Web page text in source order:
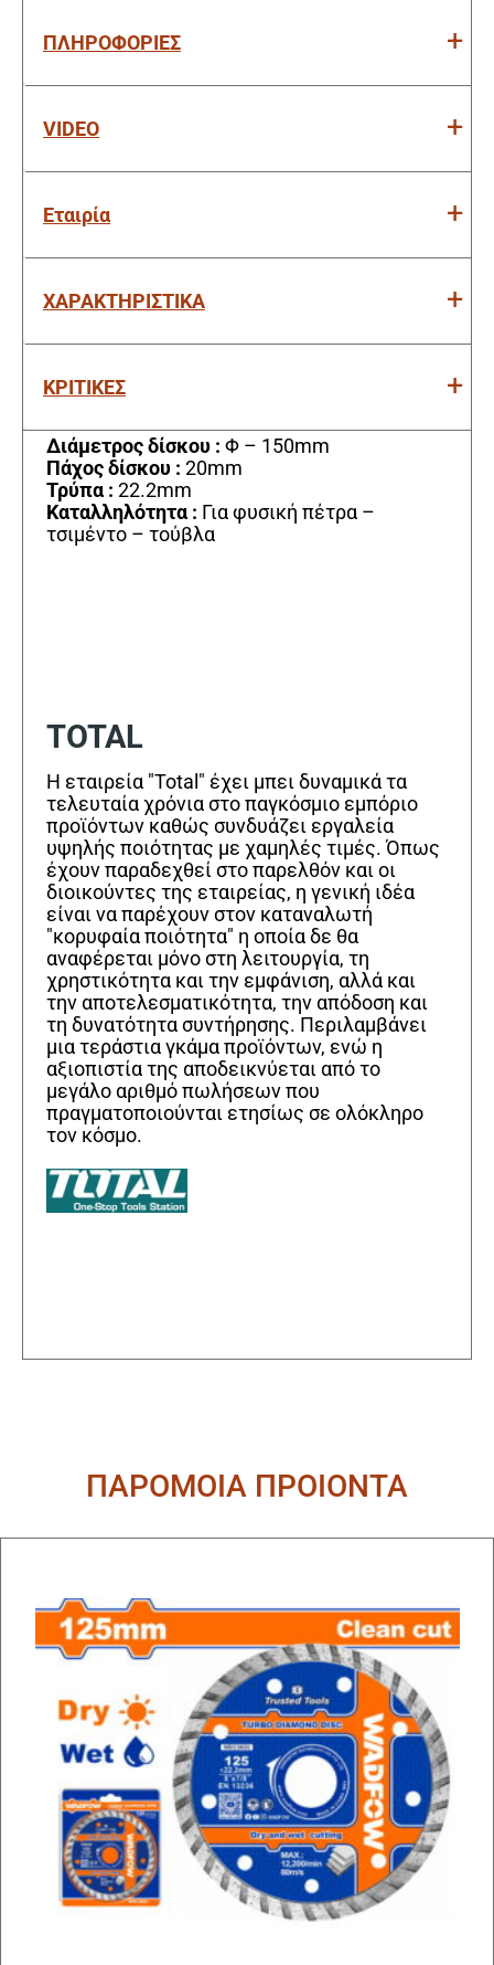
ΠΛΗΡΟΦΟΡΙΕΣ
VIDEO
Εταιρία
ΧΑΡΑΚΤΗΡΙΣΤΙΚΑ
ΚΡΙΤΙΚΕΣ
Διάμετρος δίσκου : Φ – 150mm
Πάχος δίσκου : 20mm
Τρύπα : 22.2mm
Καταλληλότητα : Για φυσική πέτρα –
τσιμέντο – τούβλα
TOTAL
Η εταιρεία "Total" έχει μπει δυναμικά τα
τελευταία χρόνια στο παγκόσμιο εμπόριο
προϊόντων καθώς συνδυάζει εργαλεία
υψηλής ποιότητας με χαμηλές τιμές. Όπως
έχουν παραδεχθεί στο παρελθόν και οι
διοικούντες της εταιρείας, η γενική ιδέα
είναι να παρέχουν στον καταναλωτή
"κορυφαία ποιότητα" η οποία δε θα
αναφέρεται μόνο στη λειτουργία, τη
χρηστικότητα και την εμφάνιση, αλλά και
την αποτελεσματικότητα, την απόδοση και
τη δυνατότητα συντήρησης. Περιλαμβάνει
μια τεράστια γκάμα προϊόντων, ενώ η
αξιοπιστία της αποδεικνύεται από το
μεγάλο αριθμό πωλήσεων που
πραγματοποιούνται ετησίως σε ολόκληρο
τον κόσμο.
ΠΑΡΟΜΟΙΑ ΠΡΟΙΟΝΤΑ